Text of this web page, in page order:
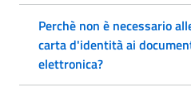
Perchè non è necessario
carta d'identità ai
elettronica?